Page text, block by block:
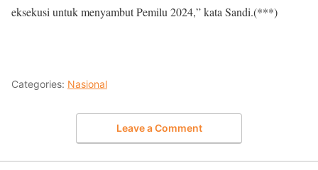
eksekusi untuk menyambut Pemilu 2024,” kata Sandi.(***)
Categories: Nasional
Leave a Comment